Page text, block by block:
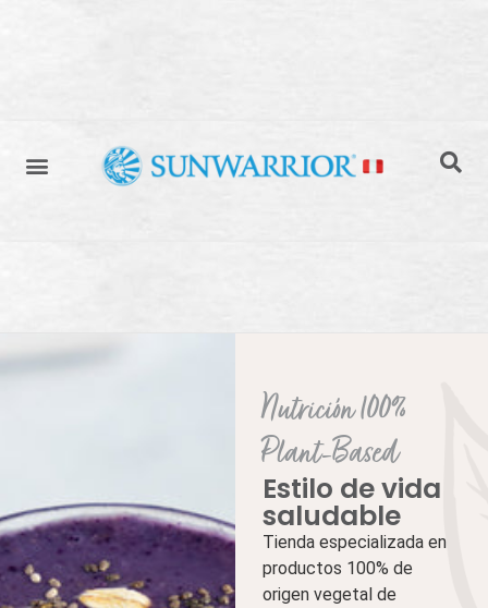
Nutrición 100%
Plant-Based
Estilo de vida
saludable
Tienda especializada en
productos 100% de
origen vegetal de